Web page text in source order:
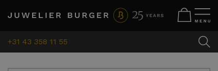
+31 43 358 11 55